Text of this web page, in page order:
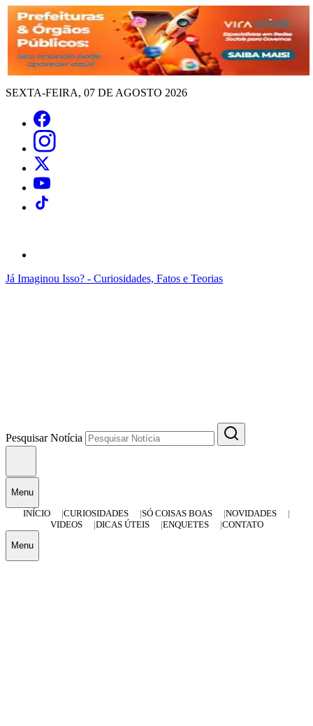
SEXTA-FEIRA, 07 DE AGOSTO 2026
Já Imaginou Isso? - Curiosidades, Fatos e Teorias
Pesquisar Notícia
Menu
INÍCIO
CURIOSIDADES SÓ COISAS BOAS
NOVIDADES
VIDEOS
DICAS ÚTEIS ENQUETES CONTATO
Menu